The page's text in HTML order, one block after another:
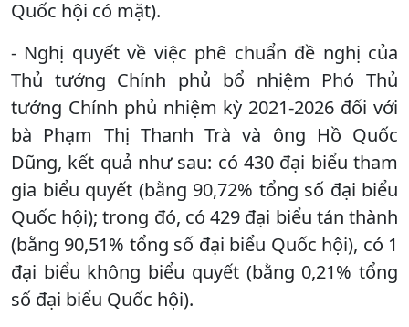
Quốc hội có mặt).
- Nghị quyết về việc phê chuẩn đề nghị của
Thủ tướng Chính phủ bổ nhiệm Phó Thủ
tướng Chính phủ nhiệm kỳ 2021-2026 đối với
bà Phạm Thị Thanh Trà và ông Hồ Quốc
Dũng, kết quả như sau: có 430 đại biểu tham
gia biểu quyết (bằng 90,72% tổng số đại biểu
Quốc hội); trong đó, có 429 đại biểu tán thành
(bằng 90,51% tổng số đại biểu Quốc hội), có 1
đại biểu không biểu quyết (bằng 0,21% tổng
số đại biểu Quốc hội).